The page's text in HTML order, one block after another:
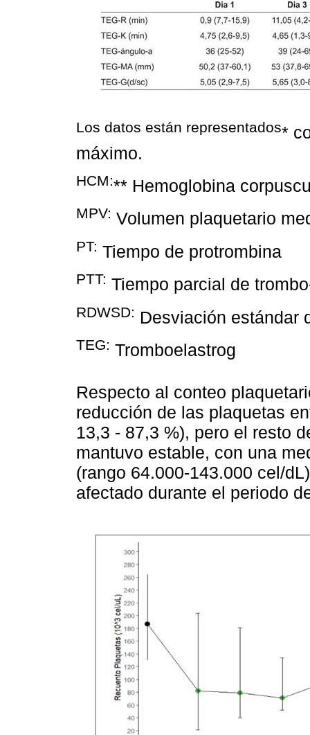
Los datos están representados*
máximo.
HCM:** Hemoglobina
MPV: Volumen plaquetario
PT: Tiempo de protrombina
PTT: Tiempo parcial de
RDWSD: Desviación estándar
TEG: Tromboelastrog
Respecto al conteo
reducción de las plaquetas
13,3 - 87,3 %), pero el resto
mantuvo estable, con una
(rango 64.000-143.000 cel/
afectado durante el periodo